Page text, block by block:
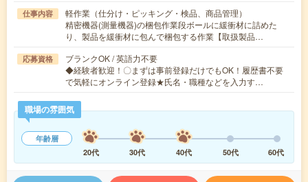
仕事内容
軽作業（仕分け・ピッキング・検品、商品管理）
精密機器(測量機器)の梱包作業段ボールに緩衝材に詰めた
り、製品を緩衝材に包んで梱包する作業【取扱製品…
応募資格
ブランクOK / 英語力不要
◆経験者歓迎！〇まずは事前登録だけでもOK！履歴書不要
で気軽にオンライン登録★氏名・職種などを入力す…
職場の雰囲気
年齢層
20代
30代 40代 50代 60代